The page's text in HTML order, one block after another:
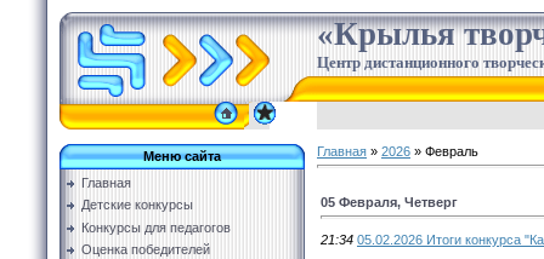
«Крылья
Центр дистанционного
Меню сайта
Главная
Детские конкурсы
Конкурсы для педагогов
Оценка победителей
Главная » 2026 » Февраль
05 Февраля, Четверг
21:34 05.02.2026 Итоги конкурса